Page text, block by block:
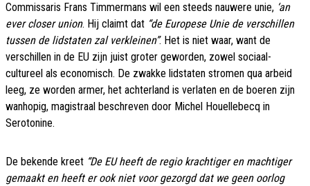
Commissaris Frans Timmermans wil een steeds nauwere unie, ‘an
ever closer union. Hij claimt dat “de Europese Unie de verschillen
tussen de lidstaten zal verkleinen”. Het is niet waar, want de
verschillen in de EU zijn juist groter geworden, zowel sociaal-
cultureel als economisch. De zwakke lidstaten stromen qua arbeid
leeg, ze worden armer, het achterland is verlaten en de boeren zijn
wanhopig, magistraal beschreven door Michel Houellebecq in
Serotonine.
De bekende kreet “De EU heeft de regio krachtiger en machtiger
gemaakt en heeft er ook niet voor gezorgd dat we geen oorlog